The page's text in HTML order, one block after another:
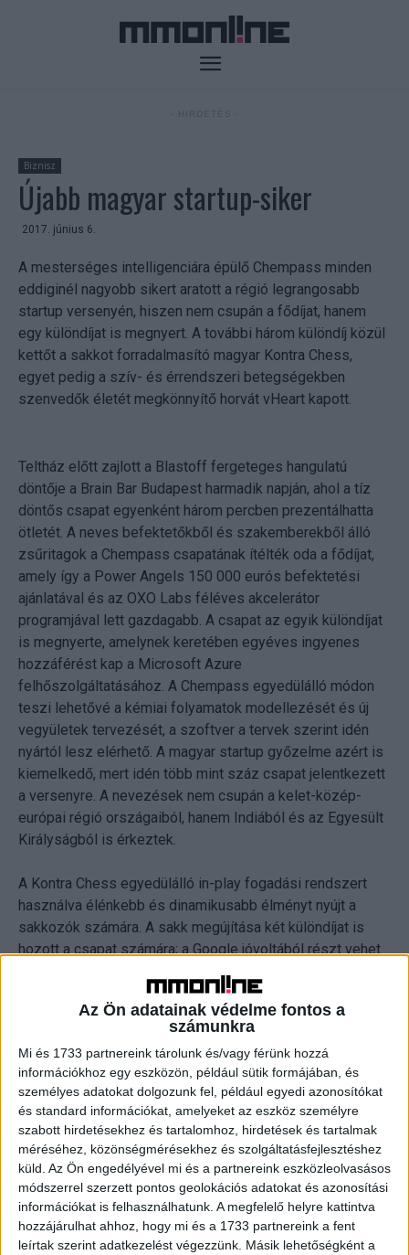
Az Ön adatainak védelme fontos a
számunkra
Mi és 1733 partnereink tárolunk és/vagy férünk hozzá
információkhoz egy eszközön, például sütik formájában, és
személyes adatokat dolgozunk fel, például egyedi azonosítókat
és standard információkat, amelyeket az eszköz személyre
szabott hirdetésekhez és tartalomhoz, hirdetések és tartalmak
méréséhez, közönségmérésekhez és szolgáltatásfejlesztéshez
küld. Az Ön engedélyével mi és a partnereink eszközleolvasásos
módszerrel szerzett pontos geolokációs adatokat és azonosítási
információkat is felhasználhatunk. A megfelelő helyre kattintva
hozzájárulhat ahhoz, hogy mi és a 1733 partnereink a fent
leírtak szerint adatkezelést végezzünk. Másik lehetőségként a
Biznisz
Újabb magyar startup-siker
2017. június 6.
A mesterséges intelligenciára épülő Chempass minden
eddiginél nagyobb sikert aratott a régió legrangosabb
startup versenyén, hiszen nem csupán a fődíjat, hanem
egy különdíjat is megnyert. A további három különdíj közül
kettőt a sakkot forradalmasító magyar Kontra Chess,
egyet pedig a szív- és érrendszeri betegségekben
szenvedők életét megkönnyítő horvát vHeart kapott.
Teltház előtt zajlott a Blastoff fergeteges hangulatú
döntője a Brain Bar Budapest harmadik napján, ahol a tíz
döntős csapat egyenként három percben prezentálhatta
ötletét. A neves befektetőkből és szakemberekből álló
zsűritagok a Chempass csapatának ítélték oda a fődíjat,
amely így a Power Angels 150 000 eurós befektetési
ajánlatával és az OXO Labs féléves akcelerátor
programjával lett gazdagabb. A csapat az egyik különdíjat
is megnyerte, amelynek keretében egyéves ingyenes
hozzáférést kap a Microsoft Azure
felhőszolgáltatásához. A Chempass egyedülálló módon
teszi lehetővé a kémiai folyamatok modellezését és új
vegyületek tervezését, a szoftver a tervek szerint idén
nyártól lesz elérhető. A magyar startup győzelme azért is
kiemelkedő, mert idén több mint száz csapat jelentkezett
a versenyre. A nevezések nem csupán a kelet-közép-
európai régió országaiból, hanem Indiából és az Egyesült
Királyságból is érkeztek.
A Kontra Chess egyedülálló in-play fogadási rendszert
használva élénkebb és dinamikusabb élményt nyújt a
sakkozók számára. A sakk megújítása két különdíjat is
hozott a csapat számára; a Google jóvoltából részt vehet
egy egyhetes Launchpad Start programon, valamint fél
évig igénybe veheti az ENGINY integrált kommunikációs
szolgáltatásait.
A vHeart az Impact Works különdíját nyerte meg, amely
féléves kommunikáció coaching szolgáltatást biztosít. A
telegyógyászati platform okostelefonhoz vagy tablethez
kapcsolódva folyamatos kommunikációs csatornát hoz
létre a betegek és kardiológusaik között, és szükség
esetén azonnali diagnózist, valamint további teendőkre
vonatkozó ajánlást is nyújt.
CÍMKÉK Blastoff chempass startup